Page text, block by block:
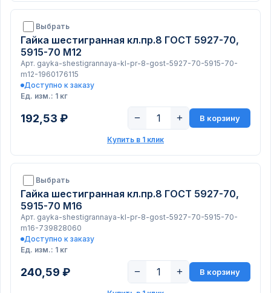
Выбрать
Гайка шестигранная кл.пр.8 ГОСТ 5927-70,
5915-70 М12
Арт. gayka-shestigrannaya-kl-pr-8-gost-5927-70-5915-70-
m12-1960176115
Доступно к заказу
Ед. изм.: 1 кг
192,53 ₽ − + В корзину
Купить в 1 клик
Выбрать
Гайка шестигранная кл.пр.8 ГОСТ 5927-70,
5915-70 М16
Арт. gayka-shestigrannaya-kl-pr-8-gost-5927-70-5915-70-
m16-739828060
Доступно к заказу
Ед. изм.: 1 кг
240,59 ₽ − + В корзину